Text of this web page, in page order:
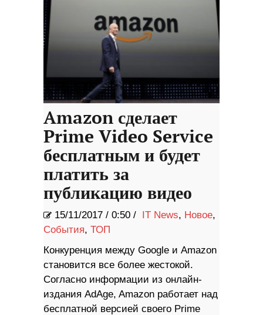
Amazon сделает
Prime Video Service
бесплатным и будет
платить за
публикацию видео
15/11/2017 / 0:50 / IT News, Новое,
События, ТОП
Конкуренция между Google и Amazon
становится все более жестокой.
Согласно информации из онлайн-
издания AdAge, Amazon работает над
бесплатной версией своего Prime